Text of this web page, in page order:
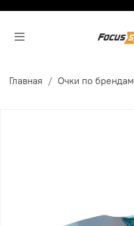
Главная Очки по брендам